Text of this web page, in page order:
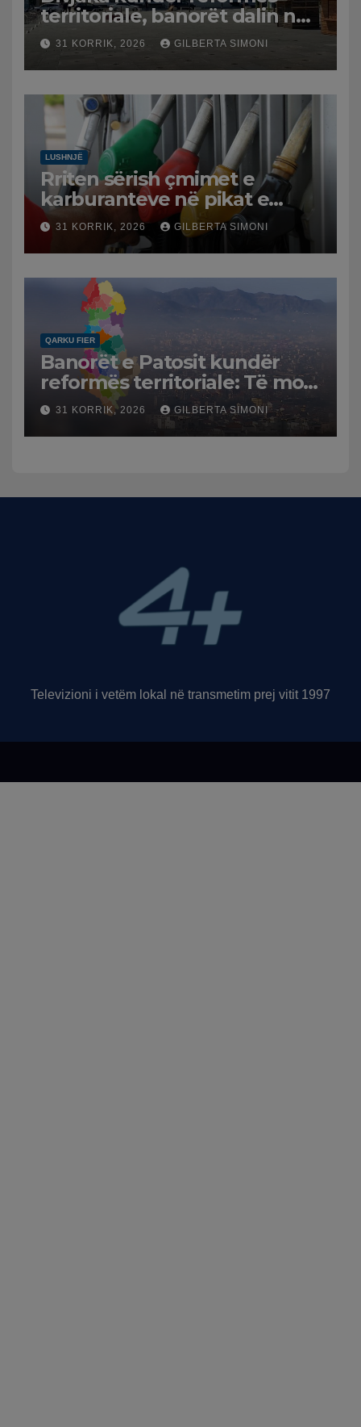
territoriale, banorët dalin në
protestë.
31 KORRIK, 2026 GILBERTA SIMONI
LUSHNJË
Rriten sërish çmimet e
karburanteve në pikat e
karburanteve në Lushnjë.
Tensionet në Lindjen e
Mesme shtrenjtojnë naftën
dhe benzinën në vend
31 KORRIK, 2026 GILBERTA SIMONI
QARKU FIER
Banorët e Patosit kundër
reformës territoriale: Të mos
humbasim identitetin e
qytetit
31 KORRIK, 2026 GILBERTA SIMONI
Televizioni i vetëm lokal në transmetim prej vitit 1997